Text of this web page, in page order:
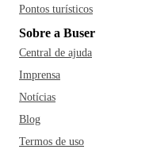
Pontos turísticos
Sobre a Buser
Central de ajuda
Imprensa
Notícias
Blog
Termos de uso